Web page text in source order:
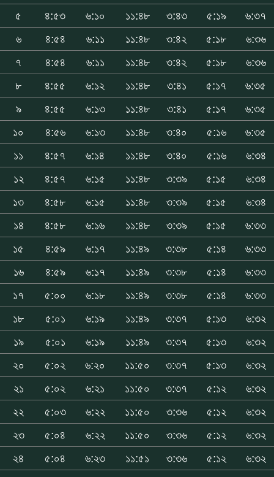
৫
৪:৫৩ ৬:১০ ১১:৪৮ ৩:৪৩ ৫:১৯
৬:৩৭
৬
৪:৫৪ ৬:১১ ১১:৪৮ ৩:৪২ ৫:১৮
৬:৩৬
৭
৪:৫৪ ৬:১১ ১১:৪৮ ৩:৪২ ৫:১৮
৬:৩৬
৮
৪:৫৫ ৬:১২ ১১:৪৮ ৩:৪১ ৫:১৭
৬:৩৫
৯
৪:৫৫ ৬:১৩ ১১:৪৮ ৩:৪১ ৫:১৭
৬:৩৫
১০
৪:৫৬ ৬:১৩ ১১:৪৮ ৩:৪০ ৫:১৬
৬:৩৫
১১
৪:৫৭ ৬:১৪ ১১:৪৮ ৩:৪০ ৫:১৬
৬:৩৪
১২
৪:৫৭ ৬:১৫ ১১:৪৮ ৩:৩৯ ৫:১৫
৬:৩৪
১৩
৪:৫৮ ৬:১৫ ১১:৪৮ ৩:৩৯ ৫:১৫
৬:৩৪
১৪
৪:৫৮ ৬:১৬ ১১:৪৮ ৩:৩৯ ৫:১৫
৬:৩৩
১৫
৪:৫৯ ৬:১৭ ১১:৪৯ ৩:৩৮ ৫:১৪
৬:৩৩
১৬
৪:৫৯ ৬:১৭ ১১:৪৯ ৩:৩৮ ৫:১৪
৬:৩৩
১৭
৫:০০ ৬:১৮ ১১:৪৯ ৩:৩৮ ৫:১৪
৬:৩৩
১৮
৫:০১ ৬:১৯ ১১:৪৯ ৩:৩৭ ৫:১৩
৬:৩২
১৯
৫:০১ ৬:১৯ ১১:৪৯ ৩:৩৭ ৫:১৩
৬:৩২
২০
৫:০২ ৬:২০ ১১:৫০ ৩:৩৭ ৫:১৩
৬:৩২
২১
৫:০২ ৬:২১ ১১:৫০ ৩:৩৭ ৫:১২
৬:৩২
২২
৫:০৩ ৬:২২ ১১:৫০ ৩:৩৬ ৫:১২
৬:৩২
২৩
৫:০৪ ৬:২২ ১১:৫০ ৩:৩৬ ৫:১২
৬:৩২
২৪
৫:০৪ ৬:২৩ ১১:৫১ ৩:৩৬ ৫:১২
৬:৩২